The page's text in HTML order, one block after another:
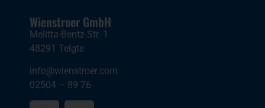
Wienstroer GmbH
Melitta-Bentz-Str. 1
48291 Telgte
info@wienstroer.com
02504 – 89 76